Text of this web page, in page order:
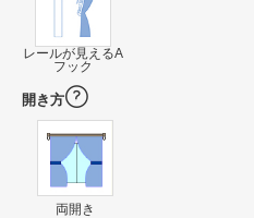
レールが見えるA
フック
開き方
両開き